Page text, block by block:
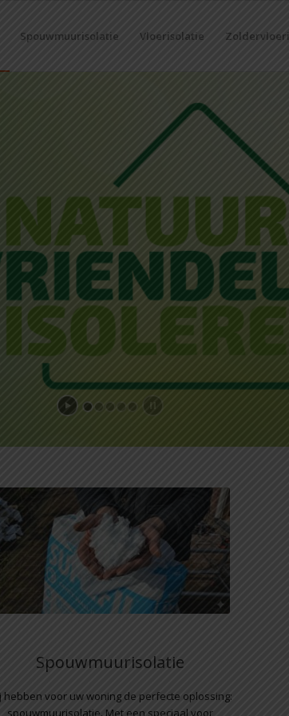
Spouwmuurisolatie Vloerisolatie
Spouwmuurisolatie
hebben voor uw woning de perfecte oplossing:
spouwmuurisolatie. Met een speciaal voor